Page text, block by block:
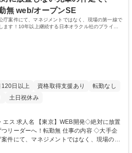
年後には10億を目指しております！ 学
専 短大 専修学校 高校 語学力： 資格：
無 web/オープンSE
案件にて、マネジメントではなく、現場の第一線で
ます！10年以上継続する日本オラクル社のプライム
環境。
日以上 資格取得支援あり
転勤なし
土日祝休み
絶対に放置
！転勤無 仕事の内容 ◇大手企
件にて、マネジメントではなく、現場の第
をお任せします！10年以上継続する日本オ